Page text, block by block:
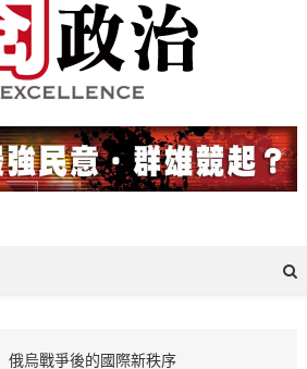
Gov News
與多元的政治評論家與專欄作家邀稿合作，
有最多元和專業的選擇。
俄烏戰爭後的國際新秩序